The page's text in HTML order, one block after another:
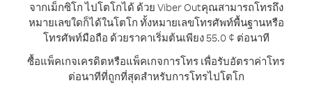
จากเม็กซิโก ไปโตโกได้ ด้วย Viber Outคุณสามารถโทรถึง
หมายเลขใดก็ได้ในโตโก ทั้งหมายเลขโทรศัพท์พื้นฐานหรือ
โทรศัพท์มือถือ ด้วยราคาเริ่มต้นเพียง 55.0 ¢ ต่อนาที
ซื้อแพ็คเกจเครดิตหรือแพ็คเกจการโทร เพื่อรับอัตราค่าโทร
ต่อนาทีที่ถูกที่สุดสำหรับการโทรไปโตโก